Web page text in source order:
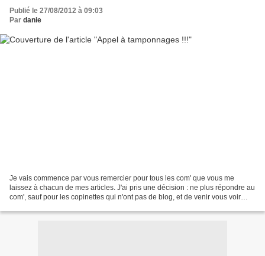
Publié le 27/08/2012 à 09:03
Par danie
Je vais commence par vous remercier pour tous les com' que vous me
laissez à chacun de mes articles. J'ai pris une décision : ne plus répondre au
com', sauf pour les copinettes qui n'ont pas de blog, et de venir vous voir